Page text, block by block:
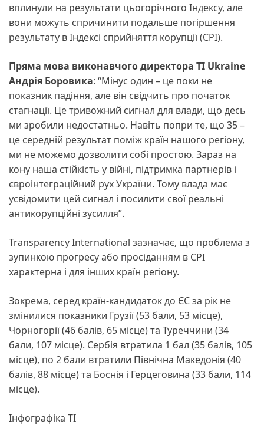
вплинули на результати цьогорічного Індексу, але
вони можуть спричинити подальше погіршення
результату в Індексі сприйняття корупції (СРІ).
Пряма мова виконавчого директора ТІ Ukraine
Андрія Боровика: “Мінус один – це поки не
показник падіння, але він свідчить про початок
стагнації. Це тривожний сигнал для влади, що десь
ми зробили недостатньо. Навіть попри те, що 35 –
це середній результат поміж країн нашого регіону,
ми не можемо дозволити собі простою. Зараз на
кону наша стійкість у війні, підтримка партнерів і
євроінтеграційний рух України. Тому влада має
усвідомити цей сигнал і посилити свої реальні
антикорупційні зусилля”.
Transparency International зазначає, що проблема з
зупинкою прогресу або просіданням в СРІ
характерна і для інших країн регіону.
Зокрема, серед країн-кандидаток до ЄС за рік не
змінилися показники Грузії (53 бали, 53 місце),
Чорногорії (46 балів, 65 місце) та Туреччини (34
бали, 107 місце). Сербія втратила 1 бал (35 балів, 105
місце), по 2 бали втратили Північна Македонія (40
балів, 88 місце) та Боснія і Герцеговина (33 бали, 114
місце).
Інфографіка ТІ